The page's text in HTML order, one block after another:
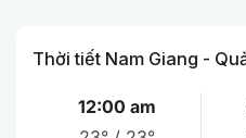
Thời tiết Nam Giang -
12:00 am